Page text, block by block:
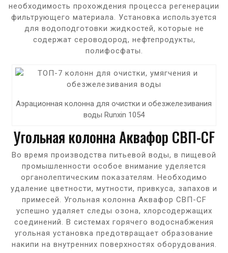
необходимость прохождения процесса регенерации
фильтрующего материала. Установка используется
для водоподготовки жидкостей, которые не
содержат сероводород, нефтепродукты,
полифосфаты.
Аэрационная колонна для очистки и обезжелезивания
воды Runxin 1054
Угольная колонна Аквафор СВП-CF
Во время производства питьевой воды, в пищевой
промышленности особое внимание уделяется
органолептическим показателям. Необходимо
удаление цветности, мутности, привкуса, запахов и
примесей. Угольная колонна Аквафор СВП-CF
успешно удаляет следы озона, хлорсодержащих
соединений. В системах горячего водоснабжения
угольная установка предотвращает образование
накипи на внутренних поверхностях оборудования.